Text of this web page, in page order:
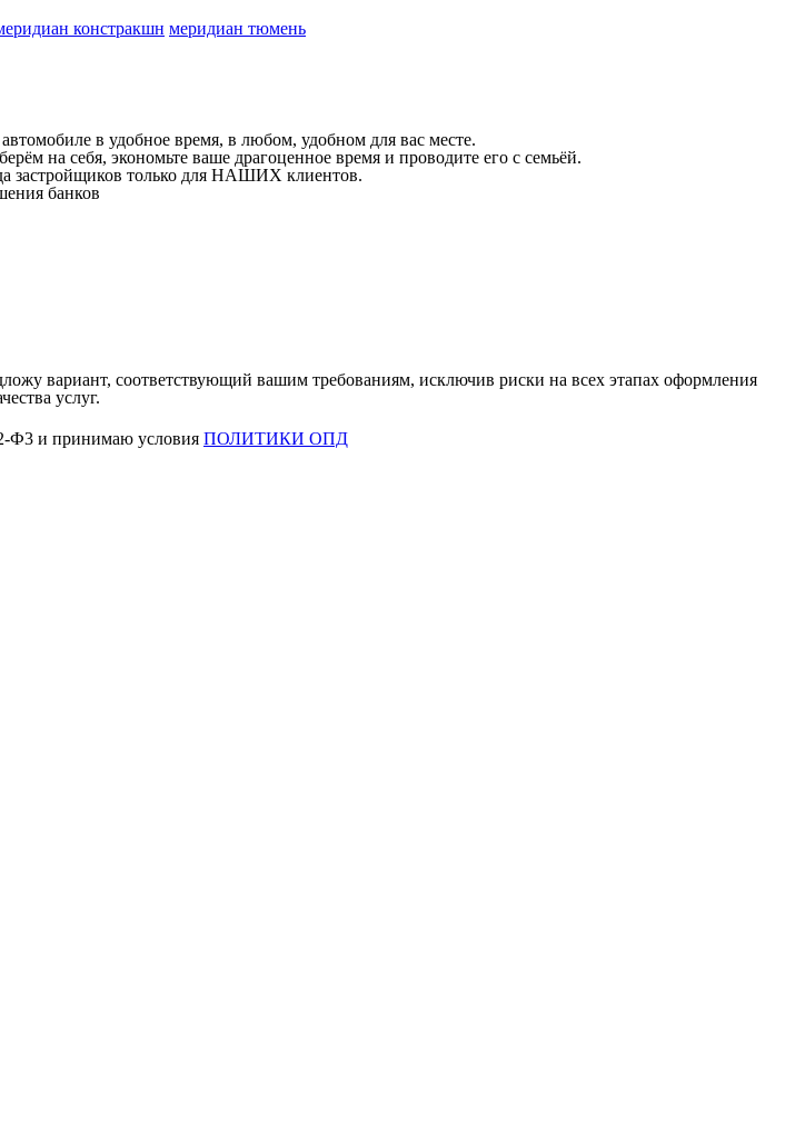
констракшн меридиан тюмень
в удобное время, в любом, удобном для вас месте.
на себя, экономьте ваше драгоценное время и проводите его с семьёй.
застройщиков только для НАШИХ клиентов.
банков
вариант, соответствующий вашим требованиям, исключив риски на всех этапах оформления
услуг.
Ф3 и принимаю условия ПОЛИТИКИ ОПД